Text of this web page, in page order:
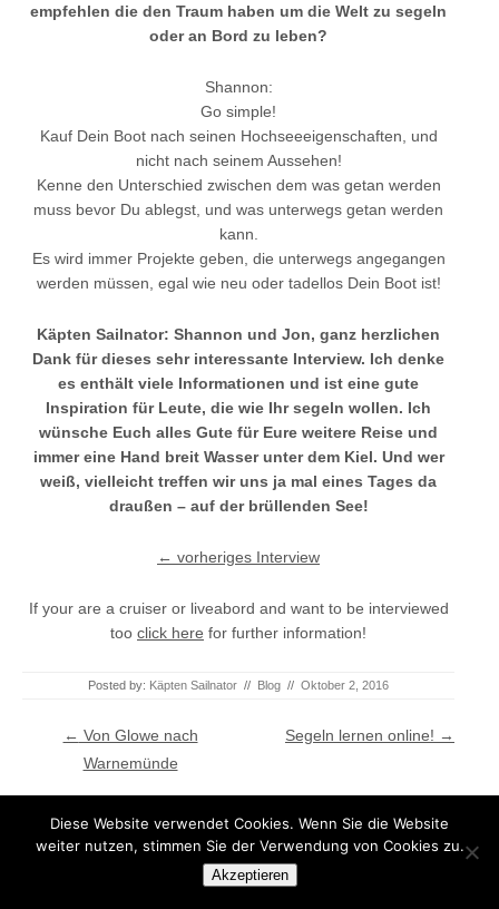
empfehlen die den Traum haben um die Welt zu segeln
oder an Bord zu leben?
Shannon:
Go simple!
Kauf Dein Boot nach seinen Hochseeeigenschaften, und
nicht nach seinem Aussehen!
Kenne den Unterschied zwischen dem was getan werden
muss bevor Du ablegst, und was unterwegs getan werden
kann.
Es wird immer Projekte geben, die unterwegs angegangen
werden müssen, egal wie neu oder tadellos Dein Boot ist!
Käpten Sailnator: Shannon und Jon, ganz herzlichen
Dank für dieses sehr interessante Interview. Ich denke
es enthält viele Informationen und ist eine gute
Inspiration für Leute, die wie Ihr segeln wollen. Ich
wünsche Euch alles Gute für Eure weitere Reise und
immer eine Hand breit Wasser unter dem Kiel. Und wer
weiß, vielleicht treffen wir uns ja mal eines Tages da
draußen – auf der brüllenden See!
← vorheriges Interview
If your are a cruiser or liveabord and want to be interviewed
too click here for further information!
Posted by: Käpten Sailnator // Blog // Oktober 2, 2016
Post navigation
← Von Glowe nach
Warnemünde
Segeln lernen online! →
Diese Website verwendet Cookies. Wenn Sie die Website
weiter nutzen, stimmen Sie der Verwendung von Cookies zu.
Akzeptieren